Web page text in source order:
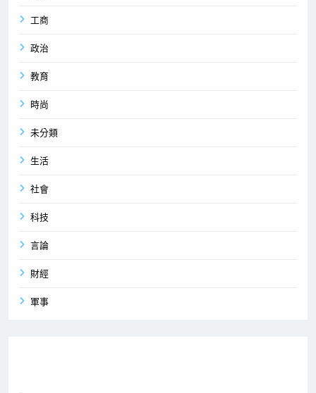
工商
政治
教育
時尚
未分類
生活
社會
科技
言論
財經
軍事